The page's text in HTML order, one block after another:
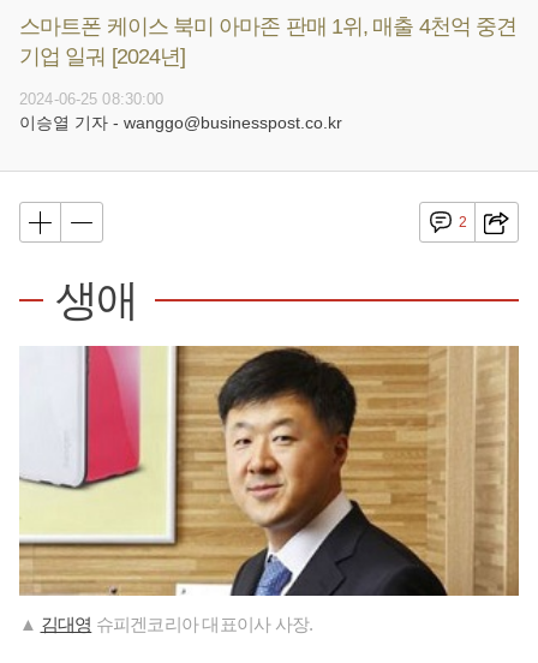
스마트폰 케이스 북미 아마존 판매 1위, 매출 4천억 중견
기업 일궈 [2024년]
2024-06-25 08:30:00
이승열 기자 - wanggo@businesspost.co.kr
2
생애
▲ 김대영 슈피겐코리아 대표이사 사장.